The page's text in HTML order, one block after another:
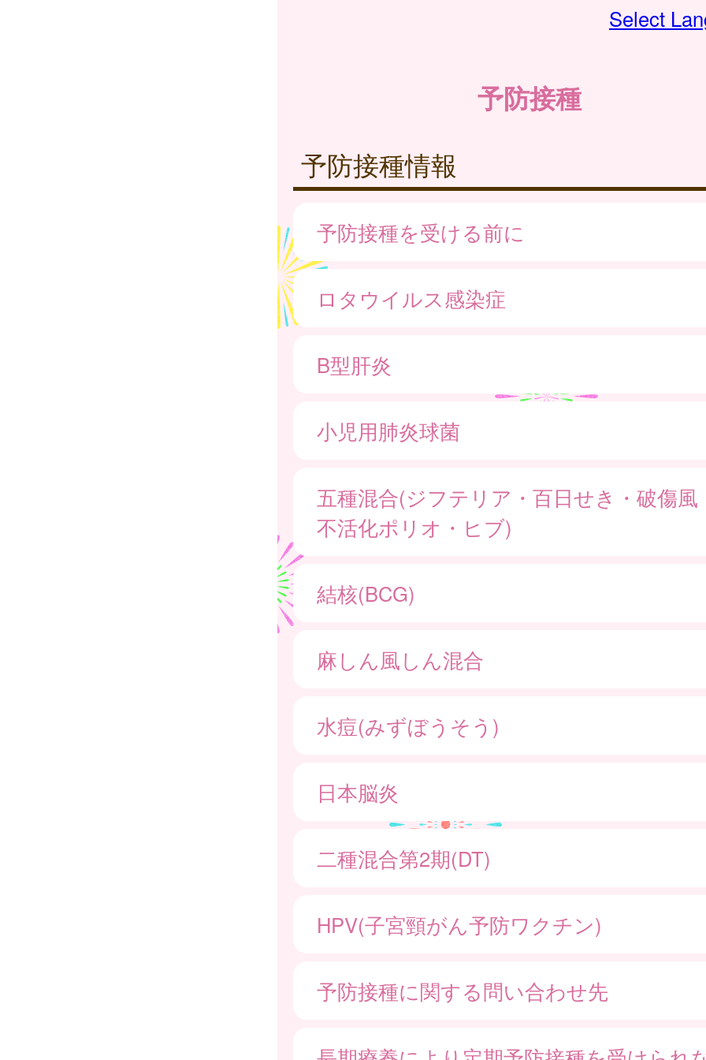
Select
予防接種
予防接種情報
予防接種を受ける前に
ロタウイルス感染症
B型肝炎
小児用肺炎球菌
五種混合(ジフテリア・百日せき・破傷風
不活化ポリオ・ヒブ)
結核(BCG)
麻しん風しん混合
水痘(みずぼうそう)
日本脳炎
二種混合第2期(DT)
HPV(子宮頸がん予防ワクチン)
予防接種に関する問い合わせ先